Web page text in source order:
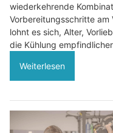
wiederkehrende
Vorbereitungsschritte am
lohnt es sich, Alter,
die Kühlung
Weiterlesen